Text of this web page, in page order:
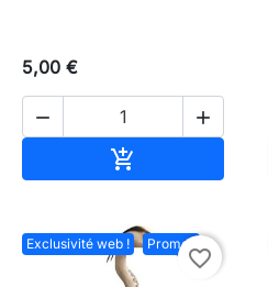
5,00 €
 

Exclusivité web ! Promo !
favorite_border